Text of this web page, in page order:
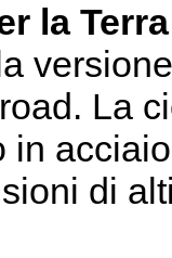
la Terra
La
in
di